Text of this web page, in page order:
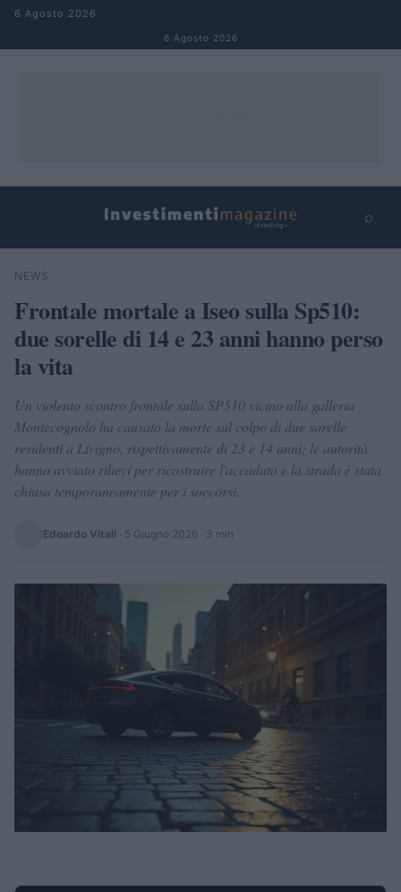
Salta al contenuto
6 Agosto 2026
6 Agosto 2026
⌕
Cerca
NEWS
Frontale mortale a Iseo sulla Sp510:
due sorelle di 14 e 23 anni hanno perso
la vita
Un violento scontro frontale sulla SP510 vicino alla galleria
Montecognolo ha causato la morte sul colpo di due sorelle
residenti a Livigno, rispettivamente di 23 e 14 anni; le autorità
hanno avviato rilievi per ricostruire l'accaduto e la strada è stata
chiusa temporaneamente per i soccorsi.
Edoardo Vitali · 5 Giugno 2026 · 3 min